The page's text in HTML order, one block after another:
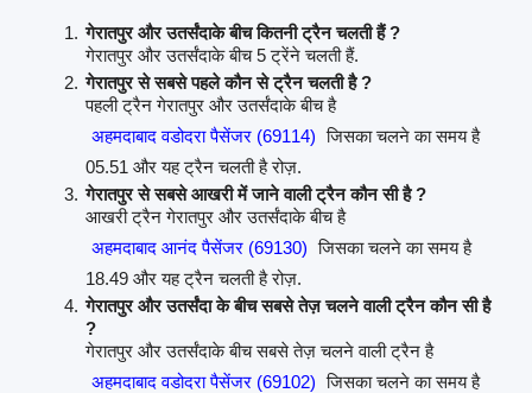
गेरातपुर और उतर्संदाके बीच कितनी ट्रैन चलती हैं ?
गेरातपुर और उतर्संदाके बीच 5 ट्रेंने चलती हैं.
गेरातपुर से सबसे पहले कौन से ट्रैन चलती है ?
पहली ट्रैन गेरातपुर और उतर्संदाके बीच है
अहमदाबाद वडोदरा पैसेंजर (69114) जिसका चलने का समय है
05.51 और यह ट्रैन चलती है रोज़.
गेरातपुर से सबसे आखरी में जाने वाली ट्रैन कौन सी है ?
आखरी ट्रैन गेरातपुर और उतर्संदाके बीच है
अहमदाबाद आनंद पैसेंजर (69130) जिसका चलने का समय है
18.49 और यह ट्रैन चलती है रोज़.
गेरातपुर और उतर्संदा के बीच सबसे तेज़ चलने वाली ट्रैन कौन सी है
?
गेरातपुर और उतर्संदाके बीच सबसे तेज़ चलने वाली ट्रैन है
अहमदाबाद वडोदरा पैसेंजर (69102) जिसका चलने का समय है